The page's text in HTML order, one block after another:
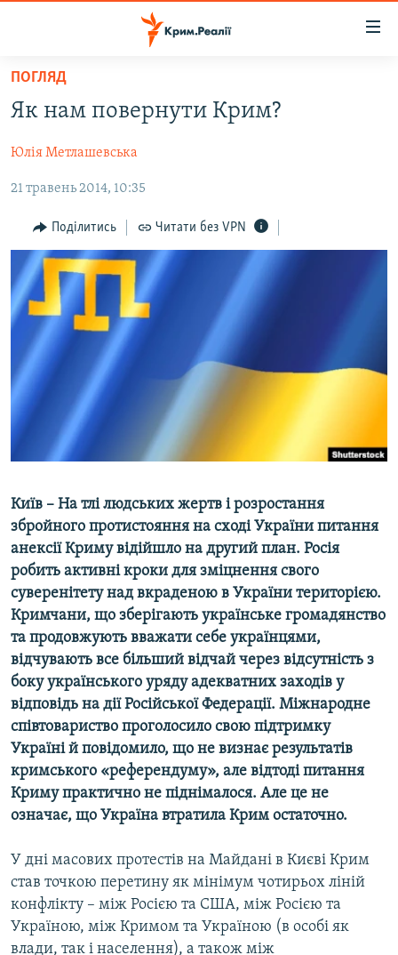
Перейти
основного
Перейти
до
навігації
Перейти
пошуку
ВІДЕО ТА ФОТО
ПОЛІТИКА
БЛОГИ
ПОГЛЯД
ІНТЕРВ'Ю
ВСЕ ЗА ДЕНЬ
СПЕЦПРОЕКТИ
ДЕПОРТАЦІЯ
ВІДЕОУРОКИ «ELIFBE»
СВІДЧЕННЯ ОКУПАЦІЇ
ІНФОГРАФІКА
ЯК ОБІЙТИ БЛОКУВАННЯ
Русский
Qırımtatar
ДОЛУЧАЙСЯ!
Усі сайти RFE/RL
ПОГЛЯД
Як нам повернути Крим?
Юлія Метлашевська
21 травень 2014, 10:35
Поділитись Читати без VPN
Київ – На тлі людських жертв і розростання
збройного протистояння на сході України питання
анексії Криму відійшло на другий план. Росія
робить активні кроки для зміцнення свого
суверенітету над вкраденою в України територією.
Кримчани, що зберігають українське громадянство
та продовжують вважати себе українцями,
відчувають все більший відчай через відсутність з
боку українського уряду адекватних заходів у
відповідь на дії Російської Федерації. Міжнародне
співтовариство проголосило свою підтримку
Україні й повідомило, що не визнає результатів
кримського «референдуму», але відтоді питання
Криму практично не піднімалося. Але це не
означає, що Україна втратила Крим остаточно.
У дні масових протестів на Майдані в Києві Крим
став точкою перетину як мінімум чотирьох ліній
конфлікту – між Росією та США, між Росією та
Україною, між Кримом та Україною (в особі як
влади, так і населення), а також між